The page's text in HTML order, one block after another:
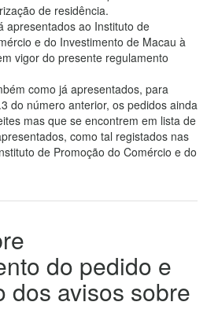
de residência.
apresentados ao Instituto de
e do Investimento de Macau à
vigor do presente regulamento
como já apresentados, para
do número anterior, os pedidos ainda
mas que se encontrem em lista de
como tal registados nas
de Promoção do Comércio e do
do pedido e
dos avisos sobre